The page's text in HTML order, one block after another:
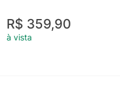
R$ 359,90
à vista